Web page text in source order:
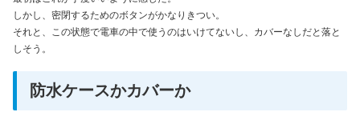
しかし、密閉するためのボタンがかなりきつい。
それと、この状態で電車の中で使うのはいけてないし、カバーなしだと落と
しそう。
防水ケースかカバーか